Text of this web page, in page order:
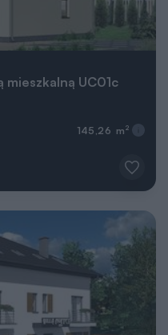
mieszkalną UC01c
145,26 m 2